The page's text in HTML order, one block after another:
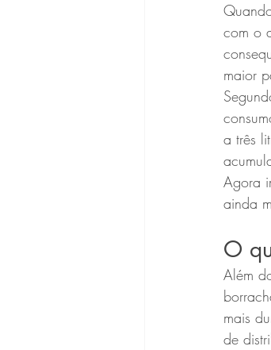
com o
maior
a três
Agora
ainda
O
Além
mais
de